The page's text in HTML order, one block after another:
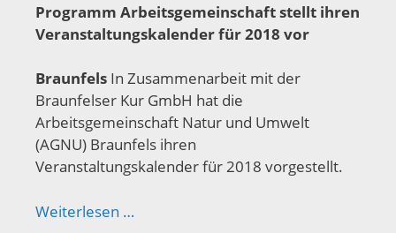
Programm Arbeitsgemeinschaft stellt ihren
Veranstaltungskalender für 2018 vor
Braunfels In Zusammenarbeit mit der
Braunfelser Kur GmbH hat die
Arbeitsgemeinschaft Natur und Umwelt
(AGNU) Braunfels ihren
Veranstaltungskalender für 2018 vorgestellt.
Weiterlesen …